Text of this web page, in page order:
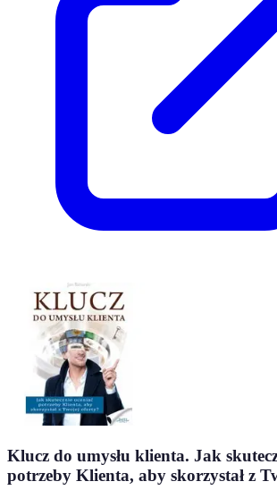
Klucz do umysłu klienta. Jak
potrzeby Klienta, aby skorzystał z